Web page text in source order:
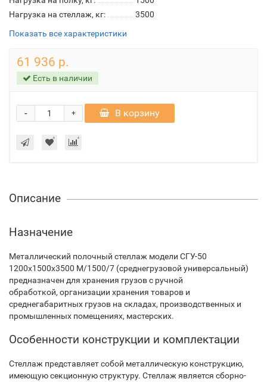
Нагрузка на стеллаж, кг:
3500
Показать все характеристики
61 936 р.
Есть в наличии
+
- В корзину
Описание
Назначение
Металлический полочный стеллаж модели СГУ-50
1200х1500х3500 М/1500/7 (среднегрузовой универсальный)
предназначен для хранения грузов с ручной
обработкой, организации хранения товаров и
среднегабаритных грузов на складах, производственных и
промышленных помещениях, мастерских.
Особенности конструкции и комплектации
Стеллаж представляет собой металлическую конструкцию,
имеющую секционную структуру. Стеллаж является сборно-